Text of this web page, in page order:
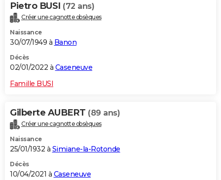
Pietro BUSI (72 ans)
Créer une cagnotte obsèques
Naissance
30/07/1949 à Banon
Décès
02/01/2022 à Caseneuve
Famille BUSI
Gilberte AUBERT (89 ans)
Créer une cagnotte obsèques
Naissance
25/01/1932 à Simiane-la-Rotonde
Décès
10/04/2021 à Caseneuve